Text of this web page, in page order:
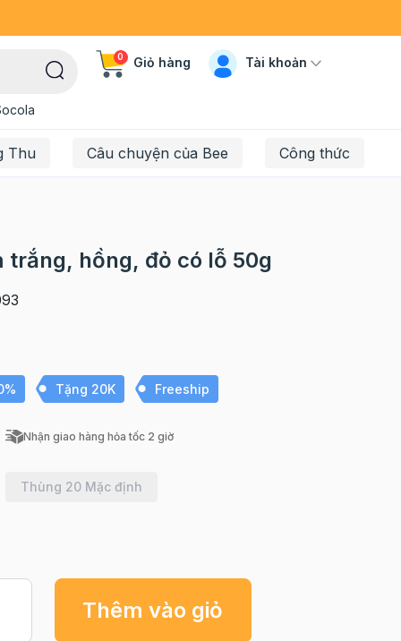
0 Giỏ hàng Tài khoản
Thu Câu chuyện của Bee Công thức
trắng, hồng, đỏ có lỗ 50g
Tặng 20K Freeship
Nhận giao hàng hỏa tốc 2 giờ
Thùng 20 Mặc định
Thêm vào giỏ